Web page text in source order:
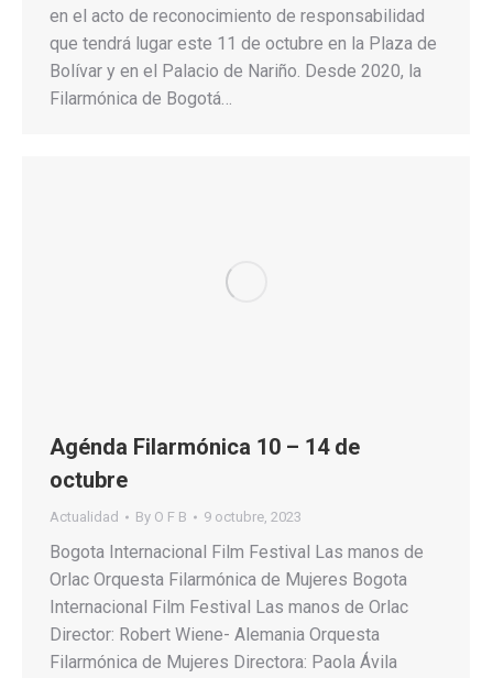
en el acto de reconocimiento de responsabilidad
que tendrá lugar este 11 de octubre en la Plaza de
Bolívar y en el Palacio de Nariño. Desde 2020, la
Filarmónica de Bogotá…
Agénda Filarmónica 10 – 14 de
octubre
Actualidad By O F B 9 octubre, 2023
Bogota Internacional Film Festival Las manos de
Orlac Orquesta Filarmónica de Mujeres Bogota
Internacional Film Festival Las manos de Orlac
Director: Robert Wiene- Alemania Orquesta
Filarmónica de Mujeres Directora: Paola Ávila